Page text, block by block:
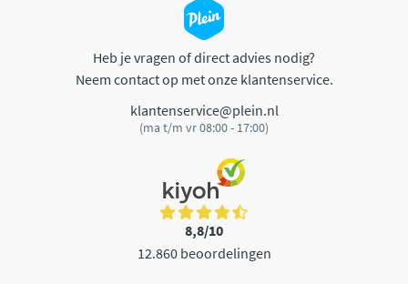
Heb je vragen of direct advies nodig?
Neem contact op met onze klantenservice.
klantenservice@plein.nl
(ma t/m vr 08:00 - 17:00)
8,8/10
12.860 beoordelingen